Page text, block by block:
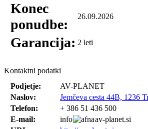
Konec
ponudbe:
26.09.2026
Garancija: 2 leti
Kontaktni podatki
Podjetje:
AV-PLANET
Naslov:
Jemčeva cesta 44B, 1236
Telefon:
+ 386 51 436 500
E-mail:
info
av-planet.si